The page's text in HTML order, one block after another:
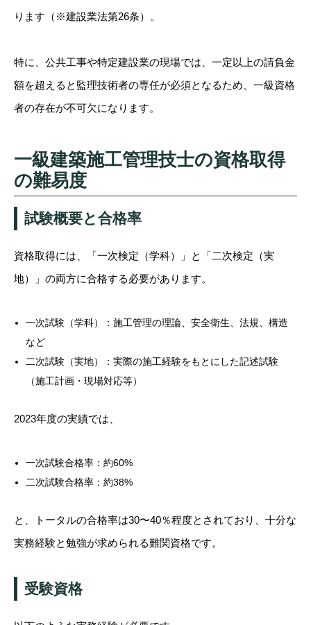
ります（※建設業法第26条）。
特に、公共工事や特定建設業の現場では、一定以上の請負金
額を超えると監理技術者の専任が必須となるため、一級資格
者の存在が不可欠になります。
一級建築施工管理技士の資格取得
の難易度
試験概要と合格率
資格取得には、「一次検定（学科）」と「二次検定（実
地）」の両方に合格する必要があります。
一次試験（学科）：施工管理の理論、安全衛生、法規、構造
など
二次試験（実地）：実際の施工経験をもとにした記述試験
（施工計画・現場対応等）
2023年度の実績では、
一次試験合格率：約60%
二次試験合格率：約38%
と、トータルの合格率は30〜40％程度とされており、十分な
実務経験と勉強が求められる難関資格です。
受験資格